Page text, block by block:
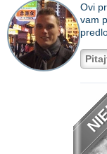
Ovi
vam